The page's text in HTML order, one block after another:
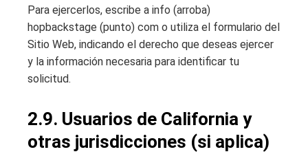
Para ejercerlos, escribe a info (arroba)
hopbackstage (punto) com o utiliza el formulario del
Sitio Web, indicando el derecho que deseas ejercer
y la información necesaria para identificar tu
solicitud.
2.9. Usuarios de California y
otras jurisdicciones (si aplica)